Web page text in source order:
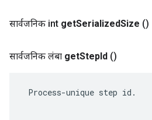
सार्वजनिक int getSerializedSize ()
सार्वजनिक लंबा getStepId ()
Process-unique step id.